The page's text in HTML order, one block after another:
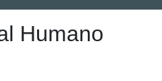
Humano